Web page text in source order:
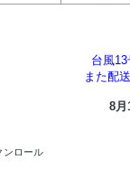
台風
また配
8月
ンロール